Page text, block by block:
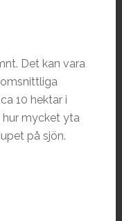
Det kan vara
10 hektar i
mycket yta
på sjön.